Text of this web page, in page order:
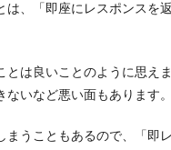
は、「即座にレスポンスを
とは良いことのように思え
ないなど悪い面もあります。
まうこともあるので、「即